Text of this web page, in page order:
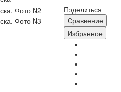
Поделиться
Сравнение
Избранное